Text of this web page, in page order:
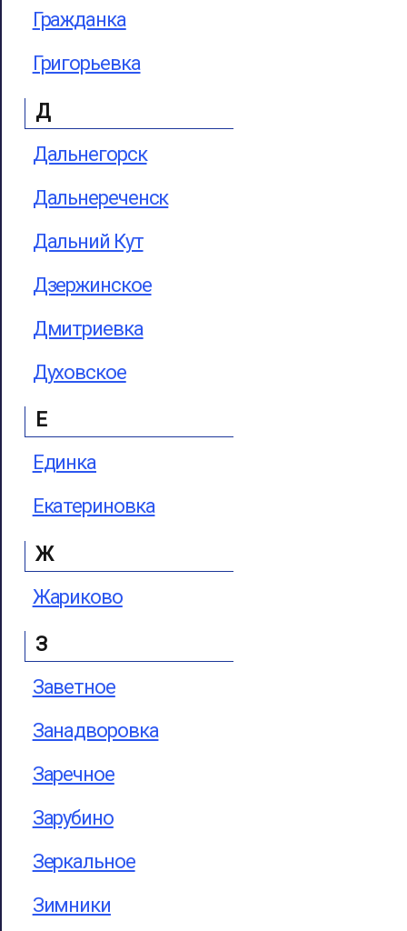
Гражданка
Григорьевка
Д
Дальнегорск
Дальнереченск
Дальний Кут
Дзержинское
Дмитриевка
Духовское
Е
Единка
Екатериновка
Ж
Жариково
З
Заветное
Занадворовка
Заречное
Зарубино
Зеркальное
Зимники